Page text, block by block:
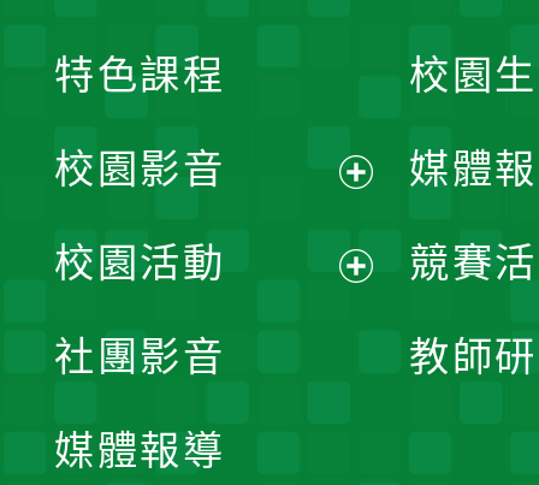
校園
媒體
競賽
教師
特色課程
校園影音
開
校園活動
社團影音
媒體報導